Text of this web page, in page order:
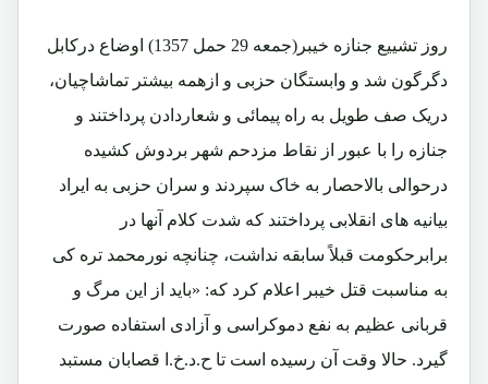
روز تشییع جنازه خیبر(جمعه 29 حمل 1357) اوضاع درکابل
دگرگون شد و وابستگان حزبی و ازهمه بیشتر تماشاچیان،
دریک صف طویل به راه پیمائی و شعاردادن پرداختند و
جنازه را با عبور از نقاط مزدحم شهر بردوش کشیده
درحوالی بالاحصار به خاک سپردند و سران حزبی به ایراد
بیانیه های انقلابی پرداختند که شدت کلام آنها در
برابرحکومت قبلاً سابقه نداشت، چنانچه نورمحمد تره کی
به مناسبت قتل خیبر اعلام کرد که: «باید از این مرگ و
قربانی عظیم به نفع دموکراسی و آزادی استفاده صورت
گیرد. حالا وقت آن رسیده است تا ح.د.خ.ا قصابان مستبد